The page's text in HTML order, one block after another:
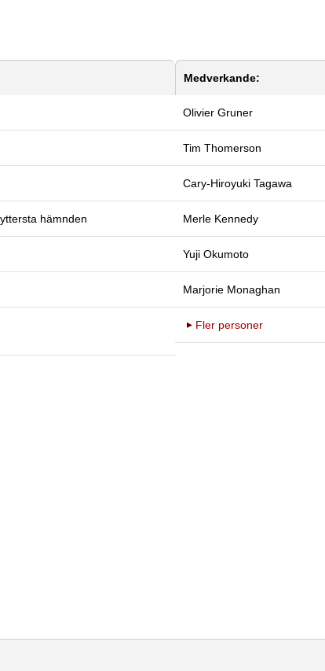
hämnden
Medverkande:
Olivier Gruner
Tim Thomerson
Cary-Hiroyuki Tagawa
Merle Kennedy
Yuji Okumoto
Marjorie Monaghan
Fler personer